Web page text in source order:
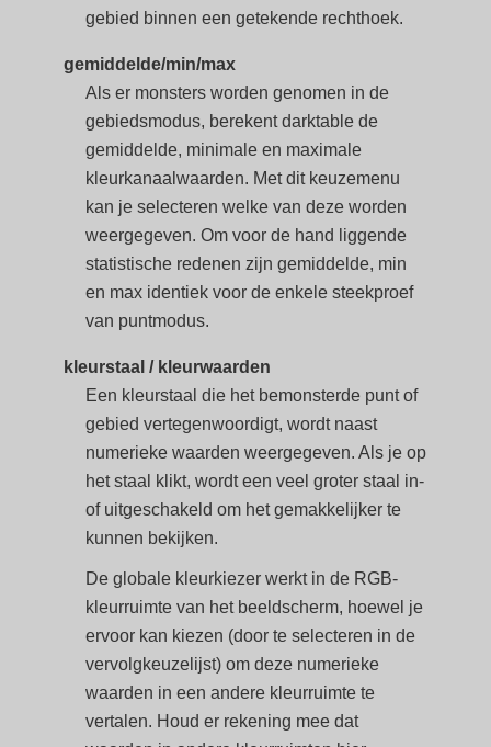
gebied binnen een getekende rechthoek.
gemiddelde/min/max
Als er monsters worden genomen in de
gebiedsmodus, berekent darktable de
gemiddelde, minimale en maximale
kleurkanaalwaarden. Met dit keuzemenu
kan je selecteren welke van deze worden
weergegeven. Om voor de hand liggende
statistische redenen zijn gemiddelde, min
en max identiek voor de enkele steekproef
van puntmodus.
kleurstaal / kleurwaarden
Een kleurstaal die het bemonsterde punt of
gebied vertegenwoordigt, wordt naast
numerieke waarden weergegeven. Als je op
het staal klikt, wordt een veel groter staal in-
of uitgeschakeld om het gemakkelijker te
kunnen bekijken.
De globale kleurkiezer werkt in de RGB-
kleurruimte van het beeldscherm, hoewel je
ervoor kan kiezen (door te selecteren in de
vervolgkeuzelijst) om deze numerieke
waarden in een andere kleurruimte te
vertalen. Houd er rekening mee dat